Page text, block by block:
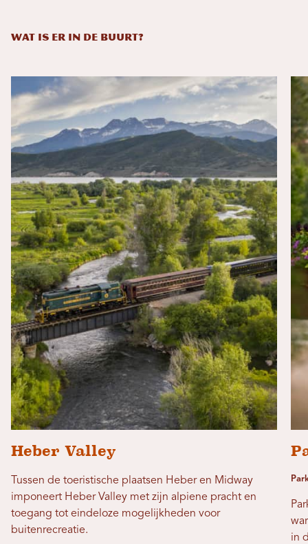
WAT IS ER IN DE BUURT?
Heber Valley
Tussen de toeristische plaatsen Heber en Midway
imponeert Heber Valley met zijn alpiene pracht en
toegang tot eindeloze mogelijkheden voor
buitenrecreatie.
in